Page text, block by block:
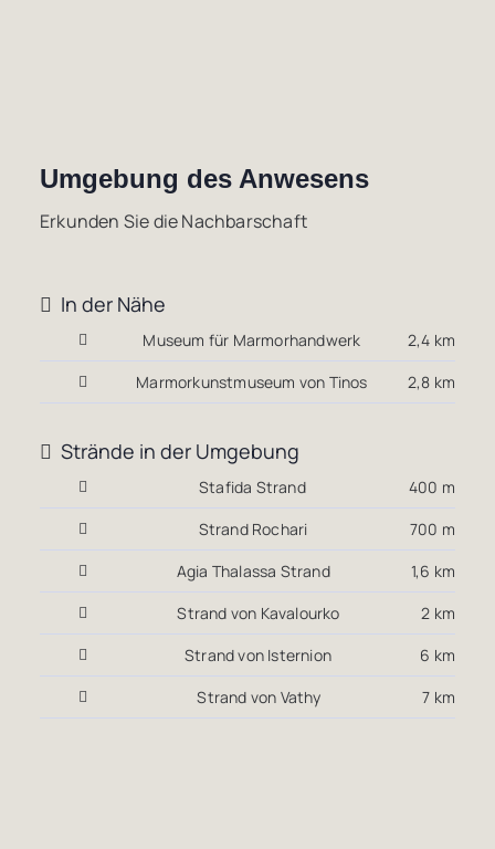
Umgebung des Anwesens
Erkunden Sie die Nachbarschaft
In der Nähe
Museum für Marmorhandwerk
2,4 km
Marmorkunstmuseum von Tinos
2,8 km
Strände in der Umgebung
Stafida Strand
400 m
Strand Rochari
700 m
Agia Thalassa Strand
1,6 km
Strand von Kavalourko
2 km
Strand von Isternion
6 km
Strand von Vathy
7 km